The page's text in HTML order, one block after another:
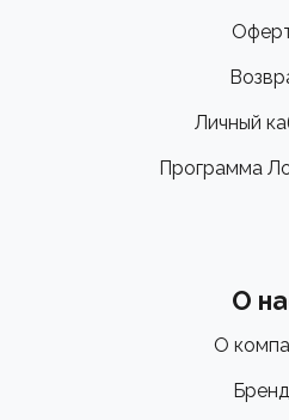
Личный
Программа
О
О